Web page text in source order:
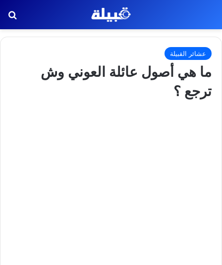
عشائر القبيلة
ما هي أصول عائلة العوني وش
ترجع ؟